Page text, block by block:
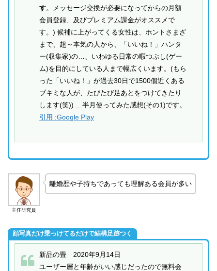
す。メッセージ交換が必要になってからの月額
会員登録、及びプレミアム課金がオススメで
す。) 候補に上がってくる女性は、ホントさまざ
まで、超～本気の人から、「いいね！」ハンタ
ー(収集家)の…、いわゆる日常の暇つぶし(ゲー
ム)を目的にしている人まで幅広くいます。(もら
った「いいね！」が過去30日で1500個近くある
ブキミな人が、たびたび足あとをつけてきたり
します(笑)) …半月使ってみた感想(その1)です。
引用 :Google Play
主任研究員
離婚歴や子持ちであっても理解ある会員が多い
顔写真だけ乗っけてるだけで結構足跡つく
新品の畳 2020年9月14日
ユーザー層と年齢がいい感じだったので無料会